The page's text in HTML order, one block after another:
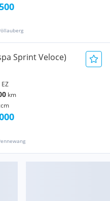
Sprint Veloce)
EZ
km